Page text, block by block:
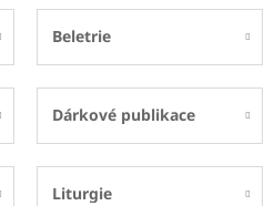
Beletrie
Dárkové publikace
Liturgie